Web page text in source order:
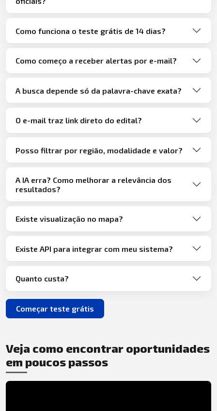
Como funciona o teste grátis de 14 dias?
Como começo a receber alertas por e-mail?
A busca depende só da palavra-chave exata?
O e-mail traz link direto do edital?
Posso filtrar por região, modalidade e valor?
A IA erra? Como melhorar a relevância dos
resultados?
Existe visualização no mapa?
Existe API para integrar com meu sistema?
Quanto custa?
Começar teste grátis
Veja como encontrar oportunidades
em poucos passos